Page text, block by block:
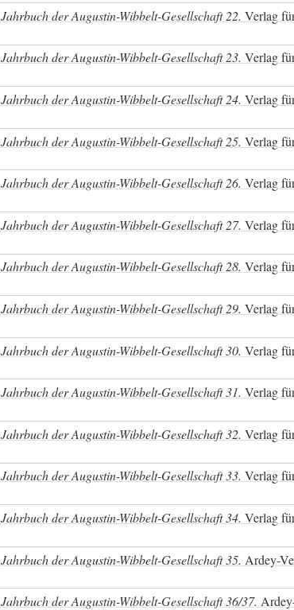
Jahrbuch der Augustin-Wibbelt-Gesellschaft 22. Verlag
Jahrbuch der Augustin-Wibbelt-Gesellschaft 23. Verlag
Jahrbuch der Augustin-Wibbelt-Gesellschaft 24. Verlag
Jahrbuch der Augustin-Wibbelt-Gesellschaft 25. Verlag
Jahrbuch der Augustin-Wibbelt-Gesellschaft 26. Verlag
Jahrbuch der Augustin-Wibbelt-Gesellschaft 27. Verlag
Jahrbuch der Augustin-Wibbelt-Gesellschaft 28. Verlag
Jahrbuch der Augustin-Wibbelt-Gesellschaft 29. Verlag
Jahrbuch der Augustin-Wibbelt-Gesellschaft 30. Verlag
Jahrbuch der Augustin-Wibbelt-Gesellschaft 31. Verlag
Jahrbuch der Augustin-Wibbelt-Gesellschaft 32. Verlag
Jahrbuch der Augustin-Wibbelt-Gesellschaft 33. Verlag
Jahrbuch der Augustin-Wibbelt-Gesellschaft 34. Verlag
Jahrbuch der Augustin-Wibbelt-Gesellschaft 35. Ardey-
Jahrbuch der Augustin-Wibbelt-Gesellschaft 36/37.